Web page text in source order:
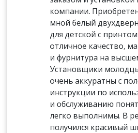
компании.
мной белый
для детской с
отличное качество,
и фурнитура на
Установщики
очень аккуратны с
инструкции по
и обслуживанию
легко выполнимы. В
получился красивый